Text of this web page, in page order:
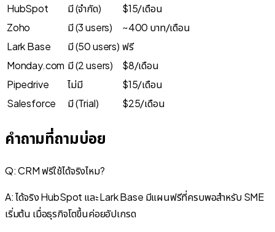
HubSpot
มี (จำกัด)
$15/เดือน
Zoho
มี (3 users)
~400 บาท/เดือน
Lark Base
มี (50 users) ฟรี
Monday.com มี (2 users)
$8/เดือน
Pipedrive
ไม่มี
$15/เดือน
Salesforce
มี (Trial) $25/เดือน
คำถามที่ถามบ่อย
Q: CRM ฟรีใช้ได้จริงไหม?
A: ได้จริง HubSpot และ Lark Base มีแผนฟรีที่ครบพอสำหรับ SME
เริ่มต้น เมื่อธุรกิจโตขึ้นค่อยอัปเกรด